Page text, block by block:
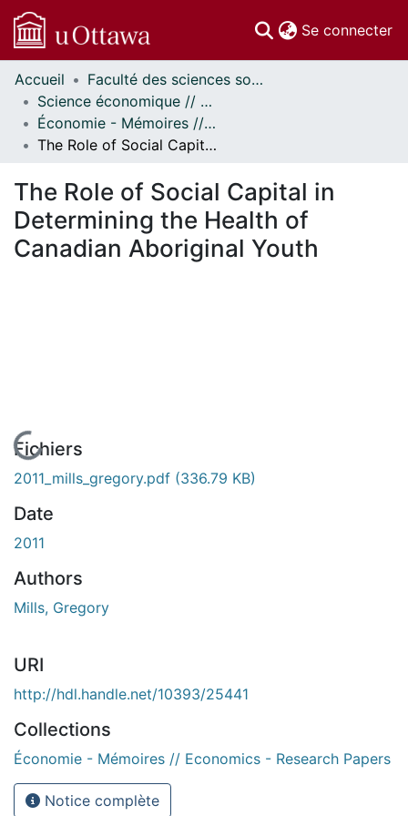
Se connecter
Communautés
et collections
Parcourir
Statistiques
À propos
Accueil
Faculté des sciences sociales // Faculty of Social Sciences
Science économique // Economics
Économie - Mémoires // Economics - Research Papers
The Role of Social Capital in Determining the Health of Canadian Aboriginal Youth
The Role of Social Capital in
Determining the Health of
Canadian Aboriginal Youth
En cours de chargement...
Fichiers
2011_mills_gregory.pdf (336.79 KB)
Date
2011
Authors
Mills, Gregory
URI
http://hdl.handle.net/10393/25441
Collections
Économie - Mémoires // Economics - Research Papers
Notice complète